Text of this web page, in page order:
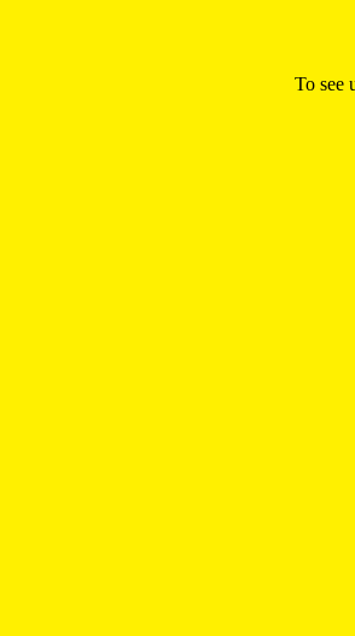
To see